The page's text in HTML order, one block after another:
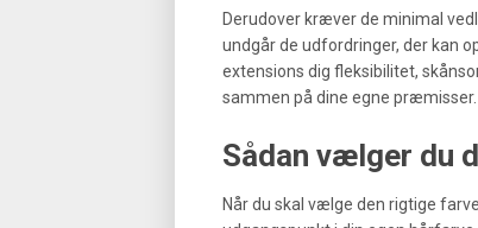
Derudover kræver de minimal
undgår de udfordringer, der kan
extensions dig fleksibilitet,
sammen på dine egne præmisser.
Sådan vælger du
Når du skal vælge den rigtige